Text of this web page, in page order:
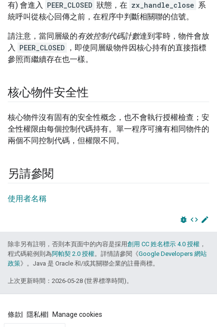
有) 會進入 PEER_CLOSED 狀態，在 zx_handle_close 系
統呼叫從核心回傳之前，在程序中判斷相關聯的信號。
請注意，當同層級的有效控制代碼計數達到零時，物件會放
入 PEER_CLOSED
，即使同層級物件因核心持有的直接指標
參照而繼續存在也一樣。
核心物件安全性
核心物件沒有固有的安全性概念，也不會執行授權檢查；安
全性權限由每個控制代碼持有。單一程序可擁有相同物件的
兩個不同控制代碼，但權限不同。
另請參閱
使用者名稱
bug_report code edit
除非另有註明，否則本頁面中的內容是採用創用 CC 姓名標示 4.0 授權 ，
程式碼範例則為阿帕契 2.0 授權。詳情請參閱《Google Developers 網站
政策》。Java 是 Oracle 和/或其關聯企業的註冊商標。
上次更新時間：2026-05-28 (世界標準時間)。
條款 隱私權 Manage cookies